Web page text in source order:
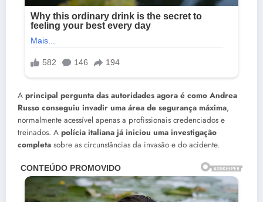
A principal pergunta das autoridades agora é como Andrea
Russo conseguiu invadir uma área de segurança máxima,
normalmente acessível apenas a profissionais credenciados e
treinados. A polícia italiana já iniciou uma investigação
completa sobre as circunstâncias da invasão e do acidente.